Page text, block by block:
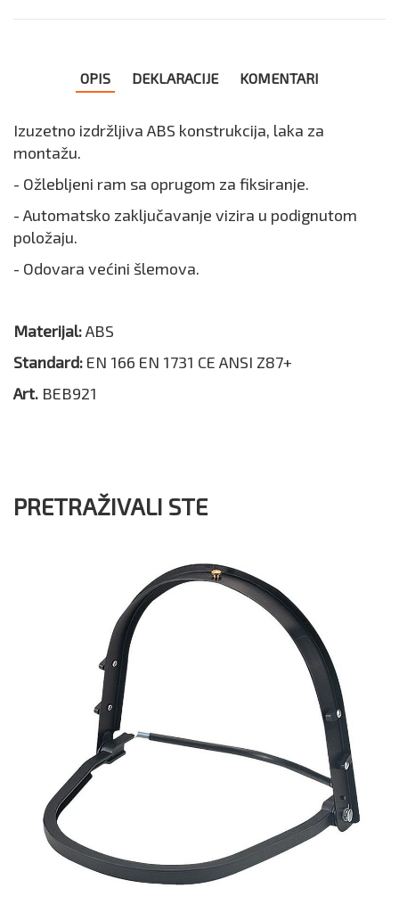
OPIS DEKLARACIJE KOMENTARI
Izuzetno izdržljiva ABS konstrukcija, laka za
montažu.
- Ožlebljeni ram sa oprugom za fiksiranje.
- Automatsko zaključavanje vizira u podignutom
položaju.
- Odovara većini šlemova.
Materijal:ABS
Standard: EN 166 EN 1731 CE ANSI Z87+
Art. BEB921
PRETRAŽIVALI STE